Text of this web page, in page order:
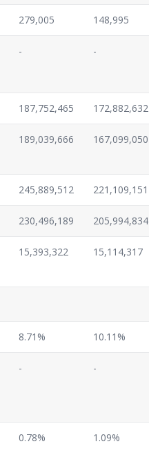
279,005 148,995
- -
187,752,465 172,882,632
189,039,666 167,099,050
245,889,512 221,109,151
230,496,189 205,994,834
15,393,322 15,114,317
8.71% 10.11%
- -
0.78% 1.09%